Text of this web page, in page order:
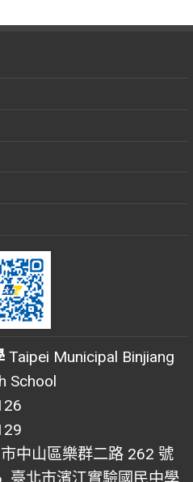
Taipei Municipal Binjiang
School
中山區樂群二路 262 號